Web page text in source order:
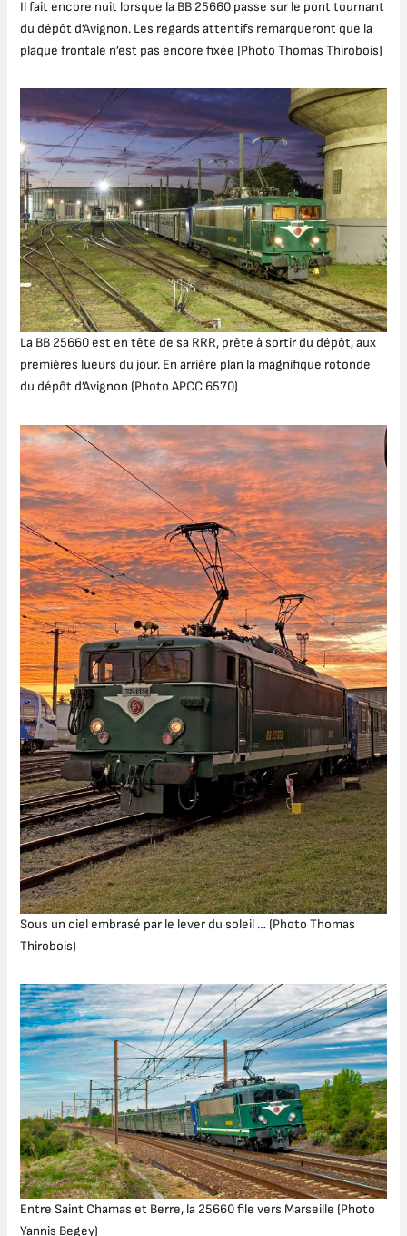
Il fait encore nuit lorsque la BB 25660 passe sur le pont tournant
du dépôt d’Avignon. Les regards attentifs remarqueront que la
plaque frontale n’est pas encore fixée (Photo Thomas Thirobois)
La BB 25660 est en tête de sa RRR, prête à sortir du dépôt, aux
premières lueurs du jour. En arrière plan la magnifique rotonde
du dépôt d’Avignon (Photo APCC 6570)
Sous un ciel embrasé par le lever du soleil … (Photo Thomas
Thirobois)
Entre Saint Chamas et Berre, la 25660 file vers Marseille (Photo
Yannis Begey)